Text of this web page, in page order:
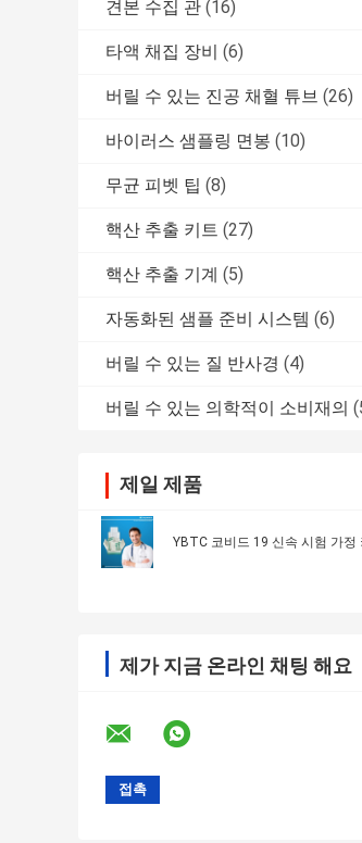
견본 수집 관 (16)
타액 채집 장비 (6)
버릴 수 있는 진공 채혈 튜브 (26)
바이러스 샘플링 면봉 (10)
무균 피벳 팁 (8)
핵산 추출 키트 (27)
핵산 추출 기계 (5)
자동화된 샘플 준비 시스템 (6)
버릴 수 있는 질 반사경 (4)
버릴 수 있는 의학적이 소비재의
제일 제품
YBTC 코비드 19 신속 시험 가정
제가 지금 온라인 채팅 해요